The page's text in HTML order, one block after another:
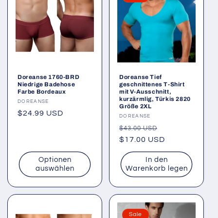
Doreanse 1760-BRD
Niedrige Badehose
Farbe Bordeaux
Anbieter:
DOREANSE
Normaler
$24.99 USD
Optionen
auswählen
Doreanse Tief
geschnittenes T-Shirt
mit V-Ausschnitt,
kurzärmlig, Türkis 2820
Größe 2XL
Anbieter:
DOREANSE
Normaler
Preis
$43.00 USD
$17.00 USD
In den
Warenkorb legen
Sale